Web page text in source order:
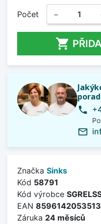
Počet −

phone
mail_outline
Značka Sinks
Kód 58791
Kód výrobce
EAN 8596142053513
Záruka 24 měsíců